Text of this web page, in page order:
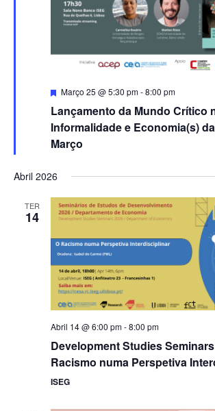
Featured
Março 25 @ 5:30 pm-8:00 pm
Lançamento da Mundo Crítico
Informalidade e Economia(s)
Março
Abril 2026
TER
14
Abril 14 @ 6:00 pm-8:00 pm
Development Studies Seminars
Racismo numa Perspetiva
ISEG